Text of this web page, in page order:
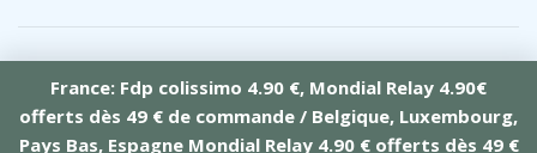
France: Fdp colissimo 4.90 €, Mondial Relay 4.90€
offerts dès 49 € de commande / Belgique, Luxembourg,
Pays Bas, Espagne Mondial Relay 4.90 € offerts dès 49 €
Crée par Tramontana Web